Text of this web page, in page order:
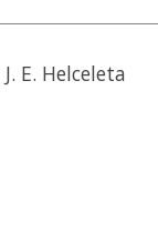
E. Helceleta